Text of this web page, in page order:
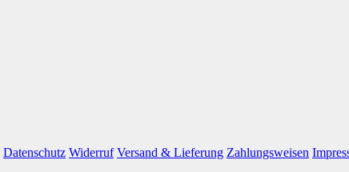
Datenschutz Widerruf Versand & Lieferung Zahlungsweisen